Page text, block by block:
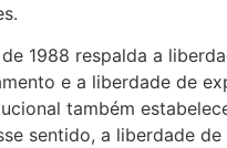
1988 respalda a
e a liberdade de
também
sentido, a liberdade